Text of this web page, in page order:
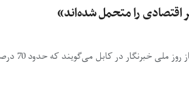
اقتصادی را متحمل شده‌اند»
خبرنگار در کابل می‌گویند که حدود 70 درصد ...